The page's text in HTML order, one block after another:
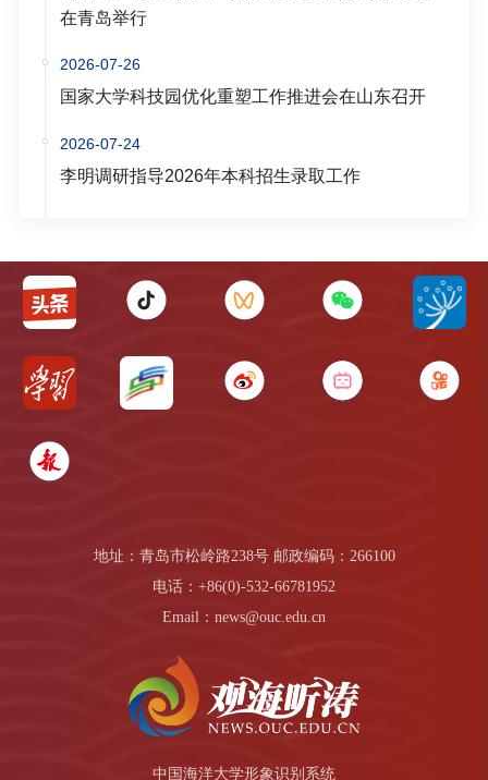
在青岛举行
2026-07-26
国家大学科技园优化重塑工作推进会在山东召开
2026-07-24
李明调研指导2026年本科招生录取工作
地址：青岛市松岭路238号 邮政编码：266100
电话：+86(0)-532-66781952
Email：news@ouc.edu.cn
中国海洋大学形象识别系统